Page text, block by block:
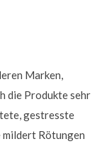
Marken,
die Produkte sehr
gestresste
mildert Rötungen